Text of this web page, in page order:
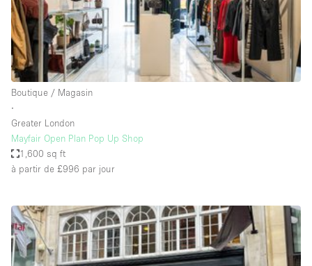
Air conditionné
Animals Friendly
Ascenseur
Bar
Comptoir
Cuisine
De plain-pied
Entrée Large
Boutique / Magasin
∙
Greater London
Mayfair Open Plan Pop Up Shop
1,600 sq ft
à partir de £996 par jour